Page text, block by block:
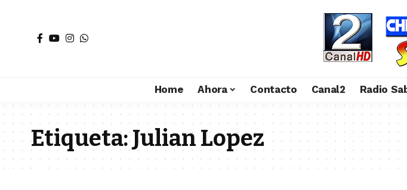
Home Ahora Contacto Canal2 Radio
Etiqueta:Julian Lopez